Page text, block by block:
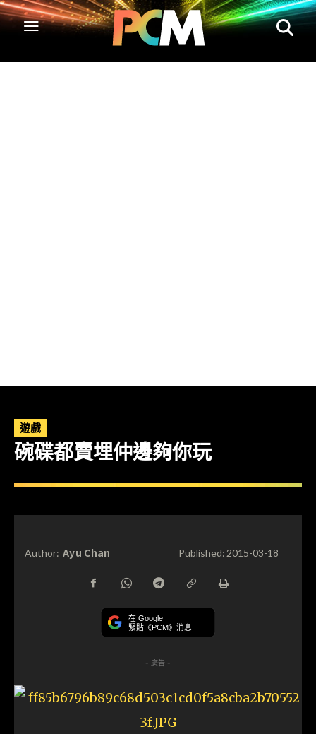
遊戲
碗碟都賣埋仲邊夠你玩
Author: Ayu Chan Published:2015-03-18
在 Google
緊貼《PCM》消息
- 廣告 -